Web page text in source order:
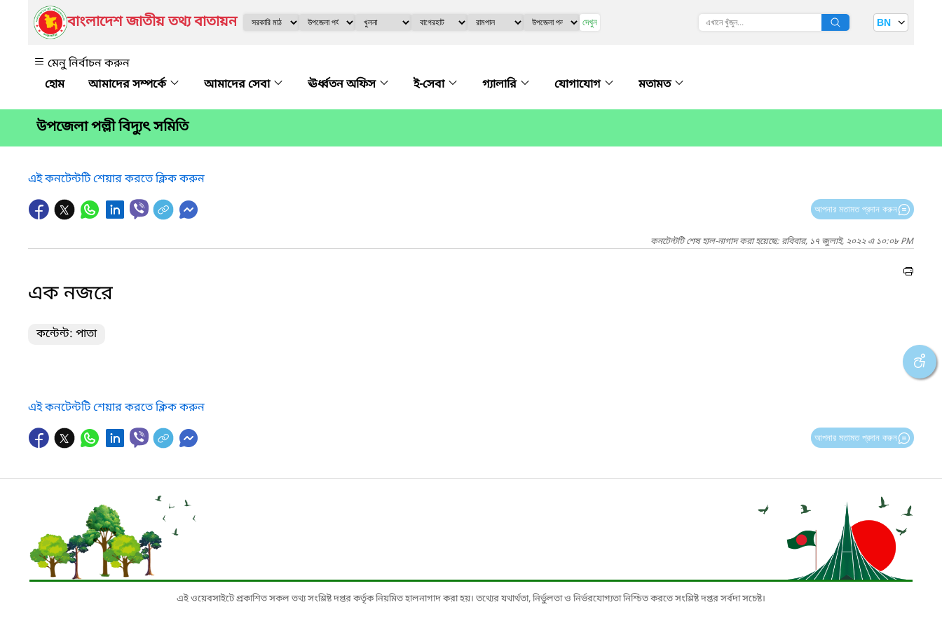
বাংলাদেশ জাতীয় তথ্য বাতায়ন দেখুন BN
মেনু নির্বাচন করুন
আমাদের সম্পর্কে
আমাদের সেবা ঊর্ধ্বতন অফিস ই-সেবা গ্যালারি যোগাযোগ মতামত
উপজেলা পল্লী বিদ্যুৎ সমিতি
এই কনটেন্টটি শেয়ার করতে ক্লিক করুন
আপনার মতামত প্রদান করুন
কনটেন্টটি শেষ হাল-নাগাদ করা হয়েছে: রবিবার, ১৭ জুলাই, ২০২২ এ ১০:০৮ PM
এক নজরে
কন্টেন্ট: পাতা
এই কনটেন্টটি শেয়ার করতে ক্লিক করুন
আপনার মতামত প্রদান করুন
এই ওয়েবসাইটে প্রকাশিত সকল তথ্য সংশ্লিষ্ট দপ্তর কর্তৃক নিয়মিত হালনাগাদ করা হয়। তথ্যের যথার্থতা, নির্ভুলতা ও নির্ভরযোগ্যতা নিশ্চিত করতে সংশ্লিষ্ট দপ্তর সর্বদা সচেষ্ট।